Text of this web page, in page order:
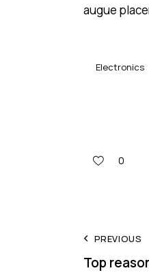
augue
Electronics
0
PREVIOUS
Top